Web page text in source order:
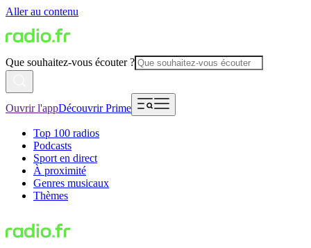
Aller au contenu
Que souhaitez-vous écouter ?
Ouvrir l'appDécouvrir Prime
Top 100 radios
Podcasts
Sport en direct
À proximité
Genres musicaux
Thèmes